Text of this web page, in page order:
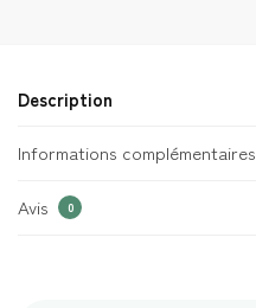
Description
Informations complémentaires
Avis 0